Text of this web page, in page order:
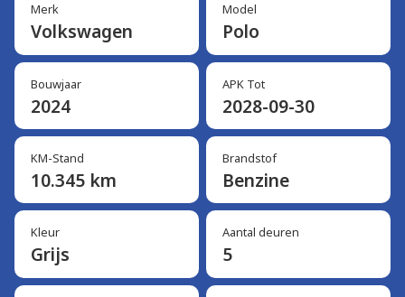
Merk
Volkswagen
Model
Polo
Bouwjaar
2024
APK Tot
2028-09-30
KM-Stand
10.345 km
Brandstof
Benzine
Kleur
Grijs
Aantal deuren
5